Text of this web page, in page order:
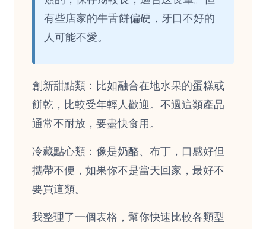
有些店家的牛舌餅偏硬，牙口不好的
人可能不愛。
創新甜點類：比如融合在地水果的蛋糕或
餅乾，比較受年輕人歡迎。不過這類產品
通常不耐放，要盡快食用。
冷藏點心類：像是奶酪、布丁，口感好但
攜帶不便，如果你不是當天回家，最好不
要買這類。
我整理了一個表格，幫你快速比較各類型